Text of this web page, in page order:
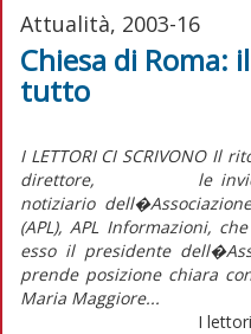
Attualità, 2003-16
Chiesa di Roma:
tutto
I LETTORI CI
direttore, le invio
notiziario
(APL), APL Informazioni,
esso il presidente
prende posizione chiara
Maria Maggiore...
I